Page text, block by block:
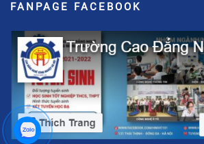
FANPAGE FACEBOOK